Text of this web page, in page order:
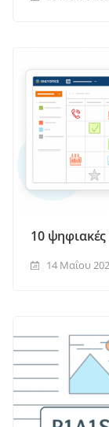
10 ψηφιακές
14 Μαΐου